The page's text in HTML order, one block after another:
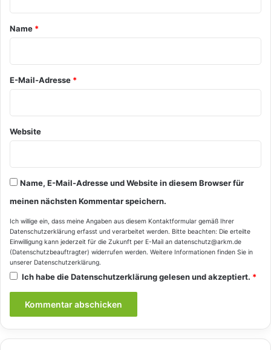
a
*
Name *
E-Mail-Adresse *
Website
Name, E-Mail-Adresse und Website in diesem Browser für
meinen nächsten Kommentar speichern.
Ich willige ein, dass meine Angaben aus diesem Kontaktformular gemäß Ihrer
Datenschutzerklärung erfasst und verarbeitet werden. Bitte beachten: Die erteilte
Einwilligung kann jederzeit für die Zukunft per E-Mail an datenschutz@arkm.de
(Datenschutzbeauftragter) widerrufen werden. Weitere Informationen finden Sie in
unserer Datenschutzerklärung.
Ich habe dieDatenschutzerklärunggelesen und akzeptiert. *